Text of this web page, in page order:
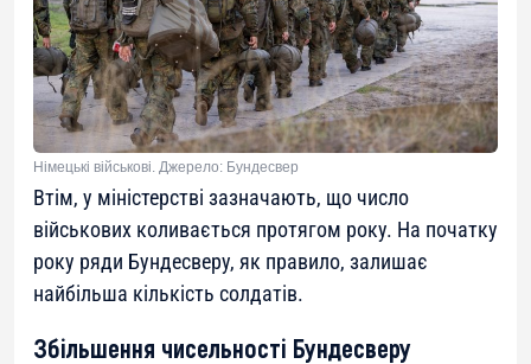
Німецькі військові. Джерело: Бундесвер
Втім, у міністерстві зазначають, що число
військових коливається протягом року. На початку
року ряди Бундесверу, як правило, залишає
найбільша кількість солдатів.
Збільшення чисельності Бундесверу